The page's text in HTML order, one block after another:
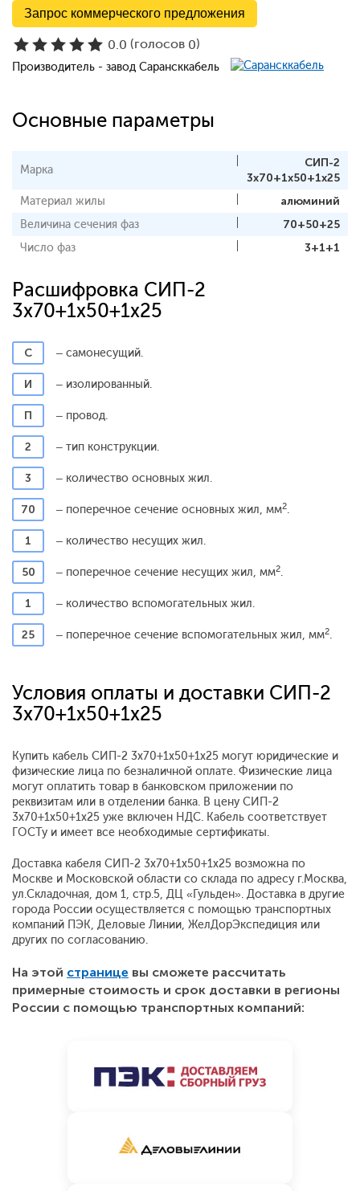
Запрос коммерческого предложения
0.0 (голосов 0)
Производитель - завод Сарансккабель
Основные параметры
Марка
СИП-2
3x70+1x50+1x25
Материал жилы
алюминий
Величина сечения фаз
70+50+25
Число фаз
3+1+1
Расшифровка СИП-2
3x70+1x50+1x25
С – самонесущий.
И – изолированный.
П – провод.
2 – тип конструкции.
3 – количество основных жил.
70 – поперечное сечение основных жил, мм2.
1 – количество несущих жил.
50 – поперечное сечение несущих жил, мм2.
1 – количество вспомогательных жил.
25 – поперечное сечение вспомогательных жил, мм2.
Условия оплаты и доставки СИП-2
3x70+1x50+1x25
Купить кабель СИП-2 3x70+1x50+1x25 могут юридические и
физические лица по безналичной оплате. Физические лица
могут оплатить товар в банковском приложении по
реквизитам или в отделении банка. В цену СИП-2
3x70+1x50+1x25 уже включен НДС. Кабель соответствует
ГОСТу и имеет все необходимые сертификаты.
Доставка кабеля СИП-2 3x70+1x50+1x25 возможна по
Москве и Московской области со склада по адресу г.Москва,
ул.Складочная, дом 1, стр.5, ДЦ «Гульден». Доставка в другие
города России осуществляется с помощью транспортных
компаний ПЭК, Деловые Линии, ЖелДорЭкспедиция или
других по согласованию.
На этой странице вы сможете рассчитать
примерные стоимость и срок доставки в регионы
России с помощью транспортных компаний: